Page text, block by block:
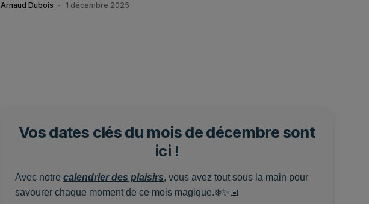
Arnaud Dubois 1 décembre 2025
Vos dates clés du mois de décembre sont
ici !
Avec notre calendrier des plaisirs, vous avez tout sous la main pour
savourer chaque moment de ce mois magique.❄️✨📅